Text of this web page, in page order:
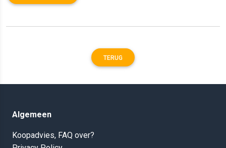
TERUG
Algemeen
Koopadvies, FAQ over?